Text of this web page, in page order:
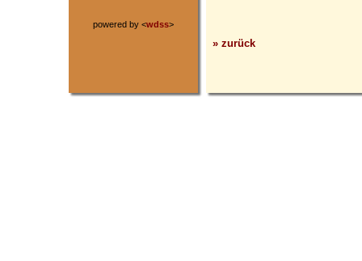
powered by <wdss>
» zurück